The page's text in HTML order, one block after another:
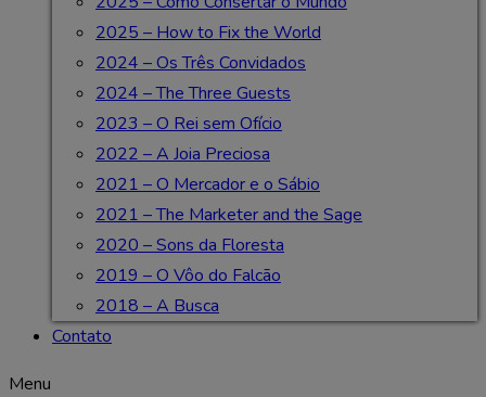
2025 – How to Fix the World
2024 – Os Três Convidados
2024 – The Three Guests
2023 – O Rei sem Ofício
2022 – A Joia Preciosa
2021 – O Mercador e o Sábio
2021 – The Marketer and the Sage
2020 – Sons da Floresta
2019 – O Vôo do Falcão
2018 – A Busca
Contato
Menu